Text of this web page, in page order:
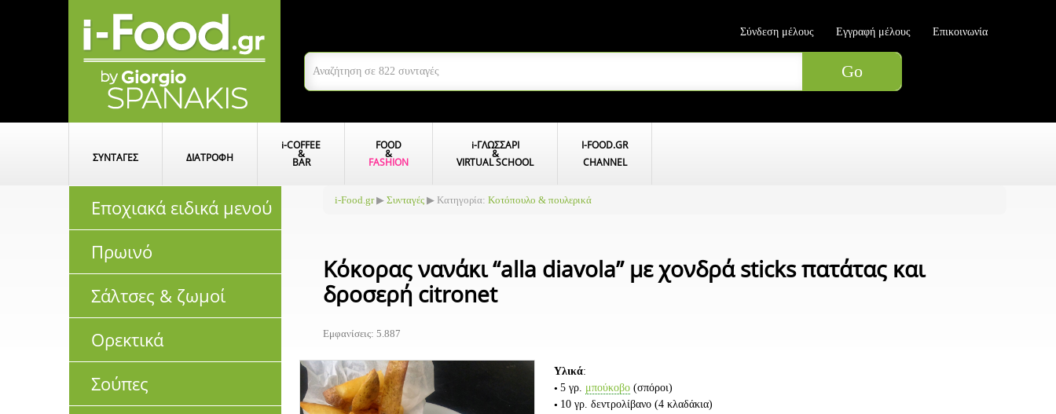
Σύνδεση μέλους Εγγραφή μέλους Επικοινωνία
ΣΥΝΤΑΓΕΣ ΔΙΑΤΡΟΦΗ
i-COFFEE
&
BAR
FOOD
&
FASHION
i-ΓΛΩΣΣΑΡΙ
&
VIRTUAL SCHOOL
I-FOOD.GR
CHANNEL
Εποχιακά ειδικά μενού
Πρωινό
Σάλτσες & ζωμοί
Ορεκτικά
Σούπες
i-Food.gr▶ Συνταγές ▶ Κατηγορία: Κοτόπουλο & πουλερικά
Κόκορας νανάκι “alla diavola” με χονδρά sticks πατάτας και
δροσερή citronet
Εμφανίσεις: 5.887
Υλικά:
5 γρ. μπούκοβο (σπόροι)
10 γρ. δεντρολίβανο (4 κλαδάκια)